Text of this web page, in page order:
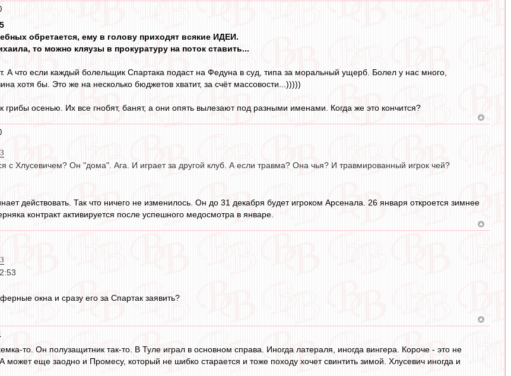
обретается, ему в голову приходят всякие ИДЕИ.
то можно кляузы в прокуратуру на поток ставить...
А что если каждый болельщик Спартака подаст на Федуна в суд, типа за моральный ущерб. Болел у нас много,
хотя бы. Это же на несколько бюджетов хватит, за счёт массовости...)))))
грибы осенью. Их все гнобят, банят, а они опять вылезают под разными именами. Когда же это кончится?
с Хлусевичем? Он "дома". Ага. И играет за другой клуб. А если травма? Она чья? И травмированный игрок чей?
действовать. Так что ничего не изменилось. Он до 31 декабря будет игроком Арсенала. 26 января откроется зимнее
контракт активируется после успешного медосмотра в январе.
окна и сразу его за Спартак заявить?
то. Он полузащитник так-то. В Туле играл в основном справа. Иногда латераля, иногда вингера. Короче - это не
может еще заодно и Промесу, который не шибко старается и тоже походу хочет свинтить зимой. Хлусевич иногда и